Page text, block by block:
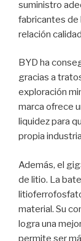
suministro
fabricantes de
relación
BYD ha
gracias a
exploración
marca ofrece
liquidez para
propia
Además, el
de litio. La
material. Su
logra una
permite ser